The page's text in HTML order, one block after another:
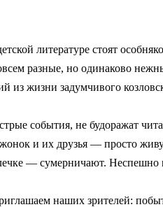
литературе стоят
разные, но одинаково
из жизни задумчивого
события, не будоражат
и их друзья — просто
— сумерничают. Неспешно
наших зрителей: